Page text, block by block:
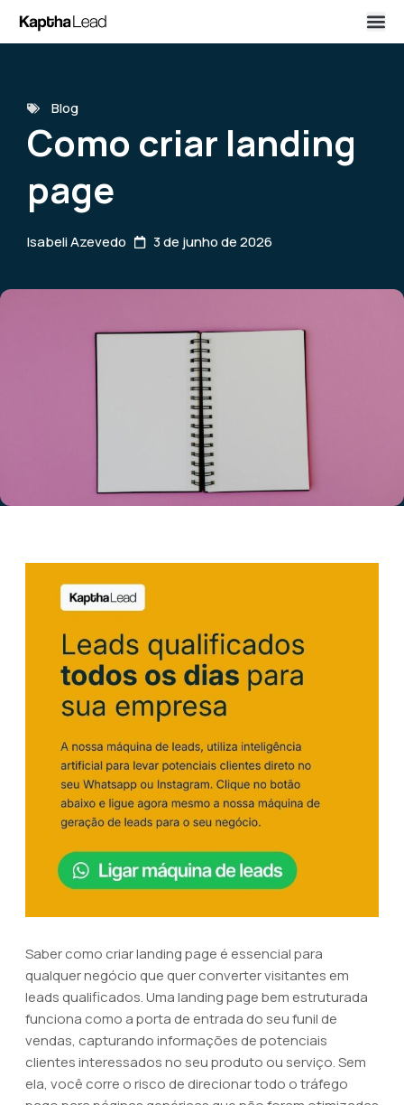
Blog
Como criar landing
page
Isabeli Azevedo 3 de junho de 2026
Saber como criar landing page é essencial para
qualquer negócio que quer converter visitantes em
leads qualificados. Uma landing page bem estruturada
funciona como a porta de entrada do seu funil de
vendas, capturando informações de potenciais
clientes interessados no seu produto ou serviço. Sem
ela, você corre o risco de direcionar todo o tráfego